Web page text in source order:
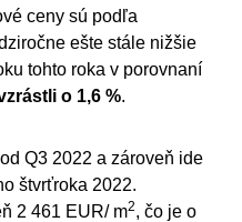
ceny sú podľa
ešte stále nižšie
tohto roka v porovnaní
o 1,6 %.
Q3 2022 a zároveň ide
štvrťroka 2022.
2 461 EUR/ m2, čo je o